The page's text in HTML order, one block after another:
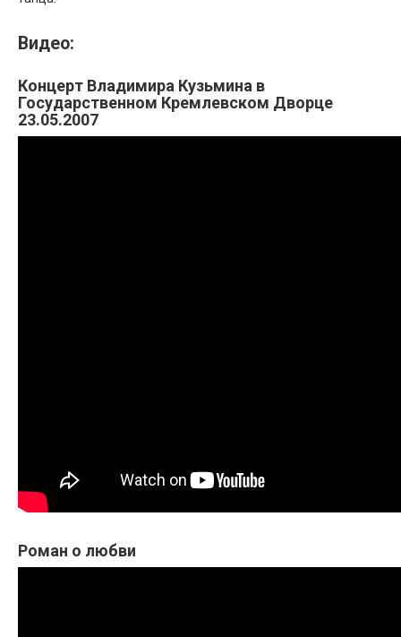
Видео:
Концерт Владимира Кузьмина в
Государственном Кремлевском Дворце
23.05.2007
Роман о любви